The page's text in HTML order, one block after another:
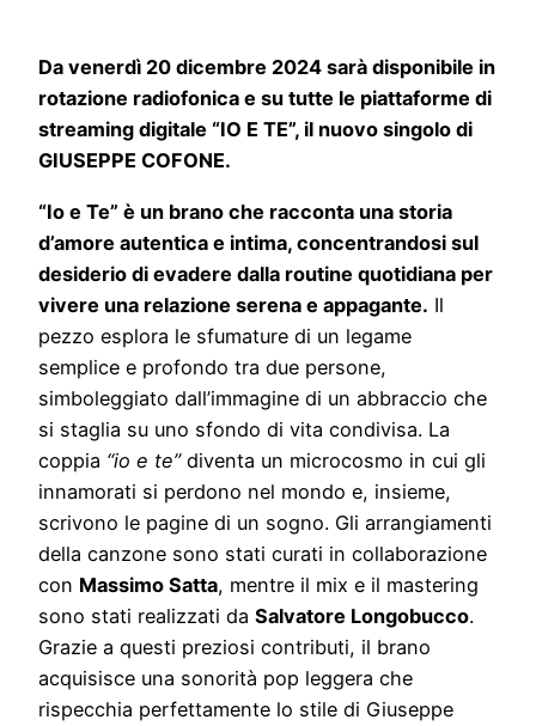
Da venerdì 20 dicembre 2024 sarà disponibile in
rotazione radiofonica e su tutte le piattaforme di
streaming digitale “IO E TE”, il nuovo singolo di
GIUSEPPE COFONE.
“Io e Te” è un brano che racconta una storia
d’amore autentica e intima, concentrandosi sul
desiderio di evadere dalla routine quotidiana per
vivere una relazione serena e appagante. Il
pezzo esplora le sfumature di un legame
semplice e profondo tra due persone,
simboleggiato dall’immagine di un abbraccio che
si staglia su uno sfondo di vita condivisa. La
coppia “io e te”diventa un microcosmo in cui gli
innamorati si perdono nel mondo e, insieme,
scrivono le pagine di un sogno. Gli arrangiamenti
della canzone sono stati curati in collaborazione
con Massimo Satta, mentre il mix e il mastering
sono stati realizzati da Salvatore Longobucco.
Grazie a questi preziosi contributi, il brano
acquisisce una sonorità pop leggera che
rispecchia perfettamente lo stile di Giuseppe